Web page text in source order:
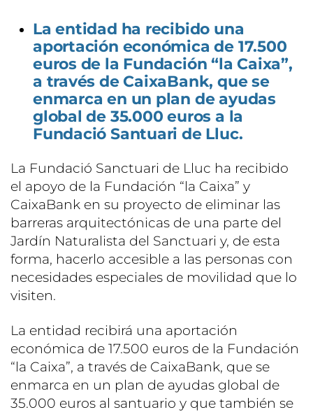
La entidad ha recibido una
aportación económica de 17.500
euros de la Fundación “la Caixa”,
a través de CaixaBank, que se
enmarca en un plan de ayudas
global de 35.000 euros a la
Fundació Santuari de Lluc.
La Fundació Sanctuari de Lluc ha recibido
el apoyo de la Fundación “la Caixa” y
CaixaBank en su proyecto de eliminar las
barreras arquitectónicas de una parte del
Jardín Naturalista del Sanctuari y, de esta
forma, hacerlo accesible a las personas con
necesidades especiales de movilidad que lo
visiten.
La entidad recibirá una aportación
económica de 17.500 euros de la Fundación
“la Caixa”, a través de CaixaBank, que se
enmarca en un plan de ayudas global de
35.000 euros al santuario y que también se